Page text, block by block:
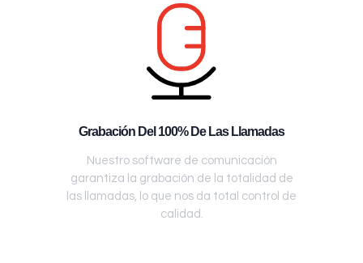
Grabación Del 100% De Las Llamadas
Nuestro software de comunicación
garantiza la grabación de la totalidad de
las llamadas, lo que nos da total control de
calidad.